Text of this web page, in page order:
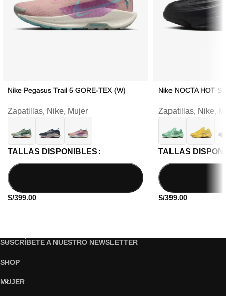
Nike Pegasus Trail 5 GORE-TEX (W)
Zapatillas Nike Mujer
TALLAS DISPONIBLES
S/399.00
Nike NOCTA HOT
Zapatillas, Nike,
TALLAS
S/399.00
SUSCRÍBETE A NUESTRO NEWSLETTER
SHOP
MUJER